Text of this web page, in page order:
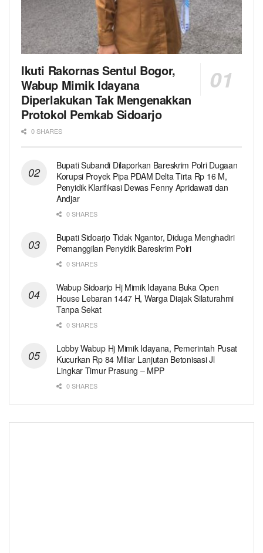
Ikuti Rakornas Sentul Bogor,
Wabup Mimik Idayana
Diperlakukan Tak Mengenakkan
Protokol Pemkab Sidoarjo
0 SHARES
Bupati Subandi Dilaporkan Bareskrim Polri Dugaan
Korupsi Proyek Pipa PDAM Delta Tirta Rp 16 M,
Penyidik Klarifikasi Dewas Fenny Apridawati dan
Andjar
0 SHARES
Bupati Sidoarjo Tidak Ngantor, Diduga Menghadiri
Pemanggilan Penyidik Bareskrim Polri
0 SHARES
Wabup Sidoarjo Hj Mimik Idayana Buka Open
House Lebaran 1447 H, Warga Diajak Silaturahmi
Tanpa Sekat
0 SHARES
Lobby Wabup Hj Mimik Idayana, Pemerintah Pusat
Kucurkan Rp 84 Miliar Lanjutan Betonisasi Jl
Lingkar Timur Prasung – MPP
0 SHARES